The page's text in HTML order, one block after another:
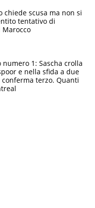
chiede scusa ma non si
tentativo di
numero 1: Sascha crolla
e nella sfida a due
terzo. Quanti